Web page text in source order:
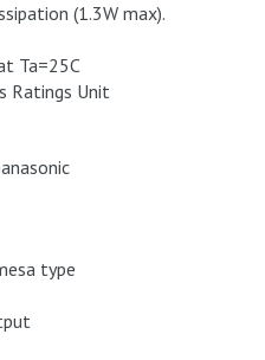
(1.3W max).
Ta=25C
Ratings Unit
type